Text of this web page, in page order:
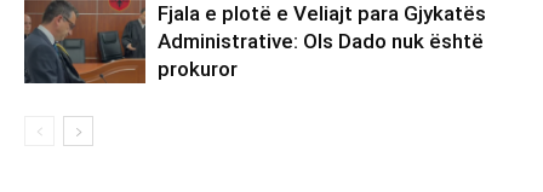
Fjala e plotë e Veliajt para Gjykatës
Administrative: Ols Dado nuk është
prokuror